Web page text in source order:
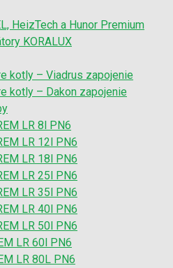
HeizTech a Hunor Premium
KORALUX
kotly – Viadrus zapojenie
kotly – Dakon zapojenie
LR 8l PN6
LR 12l PN6
LR 18l PN6
LR 25l PN6
LR 35l PN6
LR 40l PN6
LR 50l PN6
LR 60l PN6
LR 80L PN6